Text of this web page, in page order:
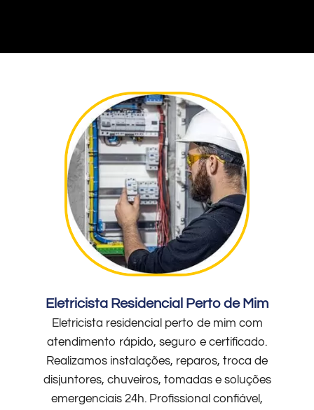
Eletricista Residencial Perto de Mim
Eletricista residencial perto de mim com
atendimento rápido, seguro e certificado.
Realizamos instalações, reparos, troca de
disjuntores, chuveiros, tomadas e soluções
emergenciais 24h. Profissional confiável,